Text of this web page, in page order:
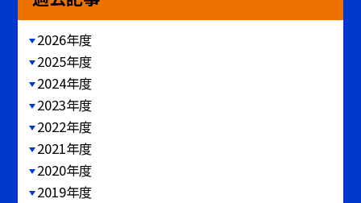
2026年度
2025年度
2024年度
2023年度
2022年度
2021年度
2020年度
2019年度